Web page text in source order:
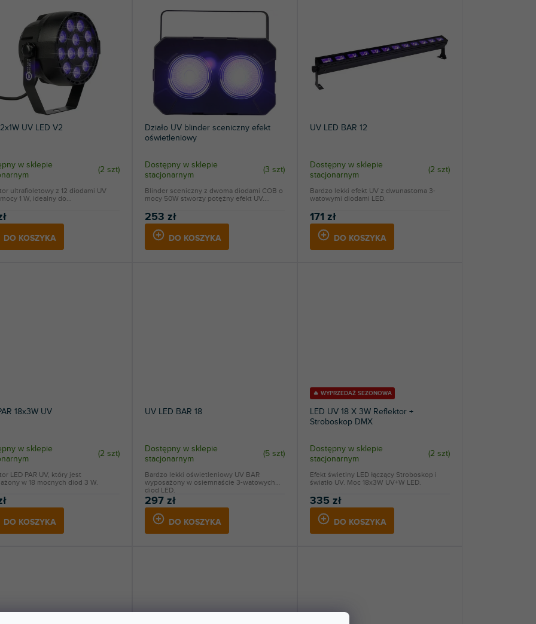
UV LED V2
w sklepie
(2 szt)
DO KOSZYKA
ultrafioletowy z 12 diodami UV
1 W, idealny do...
Działo UV blinder sceniczny efekt
oświetleniowy
Dostępny w sklepie
stacjonarnym
(3 szt)
253 zł
DO KOSZYKA
Blinder sceniczny z dwoma diodami COB o
mocy 50W stworzy potężny efekt UV....
UV LED BAR 12
Dostępny w sklepie
stacjonarnym
(2 szt)
171 zł
DO KOSZYKA
Bardzo lekki efekt UV z dwunastoma 3-
watowymi diodami LED.
18x3W UV
w sklepie
(2 szt)
DO KOSZYKA
LED PAR UV, który jest
w 18 mocnych diod 3 W.
UV LED BAR 18
Dostępny w sklepie
stacjonarnym
(5 szt)
297 zł
DO KOSZYKA
Bardzo lekki oświetleniowy UV BAR
wyposażony w osiemnaście 3-watowych
diod LED.
🔥 WYPRZEDAŻ SEZONOWA
LED UV 18 X 3W Reflektor +
Stroboskop DMX
Dostępny w sklepie
stacjonarnym
(2 szt)
335 zł
DO KOSZYKA
Efekt świetlny LED łączący Stroboskop i
światło UV. Moc 18x3W UV+W LED.